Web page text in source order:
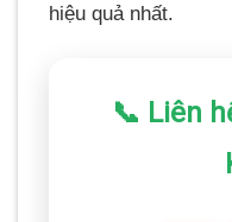
hiệu quả nhất.
📞 Liên